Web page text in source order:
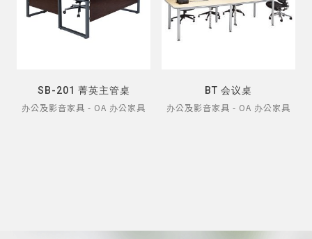
SB-201 菁英主管桌
办公及影音家具 - OA 办公家具
BT 会议桌
办公及影音家具 - OA 办公家具